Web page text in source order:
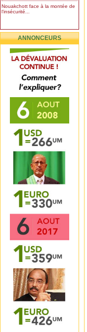
Nouakchott face à la montée de
l’insécurité...
ANNONCEURS